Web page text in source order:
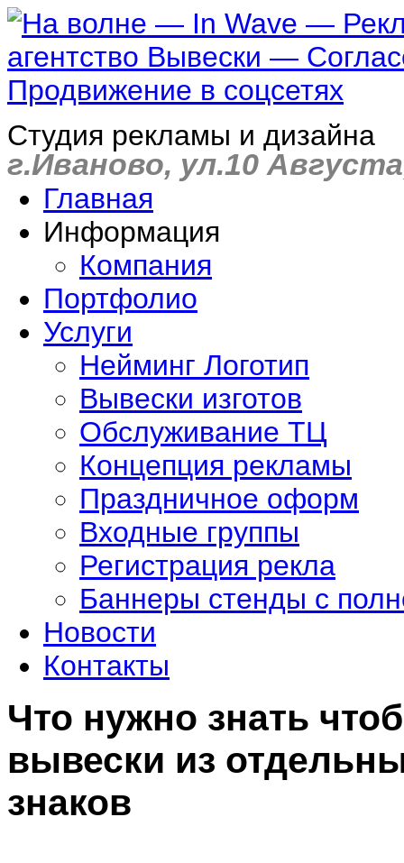
Студия рекламы и дизайна
г.Иваново, ул.10
Главная
Информация
Компания
Портфолио
Услуги
Нейминг Логотип
Вывески изготов
Обслуживание ТЦ
Концепция рекламы
Праздничное оформ
Входные группы
Регистрация рекла
Баннеры стенды с
Новости
Контакты
Что нужно знать
вывески из
знаков